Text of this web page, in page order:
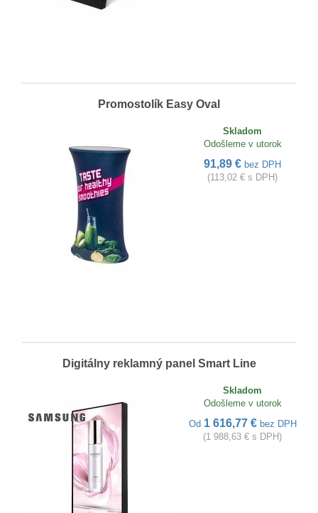
Promostolík Easy Oval
Skladom
Odošleme v utorok
91,89 € bez DPH
(113,02 € s DPH)
Digitálny reklamný panel Smart Line
Skladom
Odošleme v utorok
Od 1 616,77 € bez DPH
(1 988,63 € s DPH)